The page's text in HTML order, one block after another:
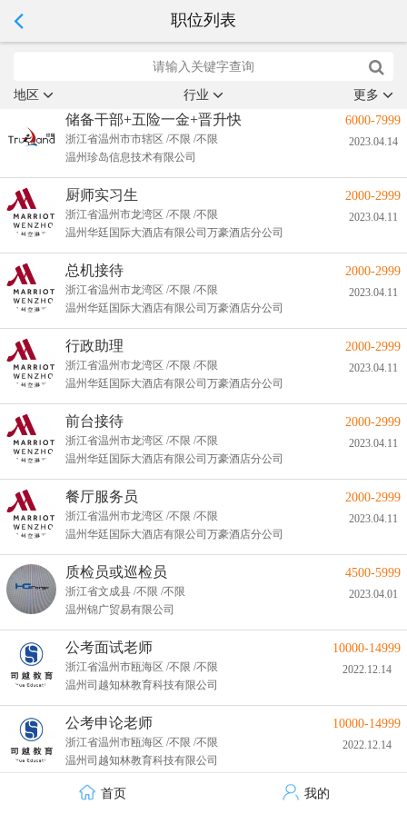
职位列表
地区 行业 更多
储备干部+五险一金+晋升快
浙江省温州市市辖区 /不限 /不限
温州珍岛信息技术有限公司
6000-7999
2023.04.14
厨师实习生
浙江省温州市龙湾区 /不限 /不限
温州华廷国际大酒店有限公司万豪酒店分公司
2000-2999
2023.04.11
总机接待
浙江省温州市龙湾区 /不限 /不限
温州华廷国际大酒店有限公司万豪酒店分公司
2000-2999
2023.04.11
行政助理
浙江省温州市龙湾区 /不限 /不限
温州华廷国际大酒店有限公司万豪酒店分公司
2000-2999
2023.04.11
前台接待
浙江省温州市龙湾区 /不限 /不限
温州华廷国际大酒店有限公司万豪酒店分公司
2000-2999
2023.04.11
餐厅服务员
浙江省温州市龙湾区 /不限 /不限
温州华廷国际大酒店有限公司万豪酒店分公司
2000-2999
2023.04.11
质检员或巡检员
浙江省文成县 /不限 /不限
温州锦广贸易有限公司
4500-5999
2023.04.01
公考面试老师
浙江省温州市瓯海区 /不限 /不限
温州司越知林教育科技有限公司
10000-14999
2022.12.14
公考申论老师
浙江省温州市瓯海区 /不限 /不限
温州司越知林教育科技有限公司
10000-14999
2022.12.14
公考行测文讲师
首页 我的